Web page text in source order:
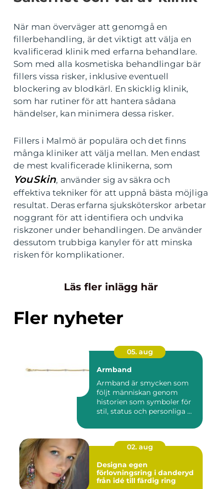
När man överväger att genomgå en
fillerbehandling, är det viktigt att välja en
kvalificerad klinik med erfarna behandlare.
Som med alla kosmetiska behandlingar bär
fillers vissa risker, inklusive eventuell
blockering av blodkärl. En skicklig klinik,
som har rutiner för att hantera sådana
händelser, kan minimera dessa risker.
Fillers i Malmö är populära och det finns
många kliniker att välja mellan. Men endast
de mest kvalificerade klinikerna, som
YouSkin, använder sig av säkra och
effektiva tekniker för att uppnå bästa möjliga
resultat. Deras erfarna sjuksköterskor arbetar
noggrant för att identifiera och undvika
riskzoner under behandlingen. De använder
dessutom trubbiga kanyler för att minska
risken för komplikationer.
Läs fler inlägg här
Fler nyheter
05. aug
Armband
Armband är smycken som
följt människan genom
historien som symboler för
stil, status och personliga ...
02. aug
Designa egen
förlovningsring i danderyd
från idé till färdig ring